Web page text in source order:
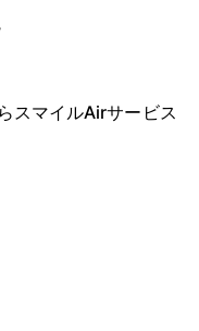
スマイルAirサービス